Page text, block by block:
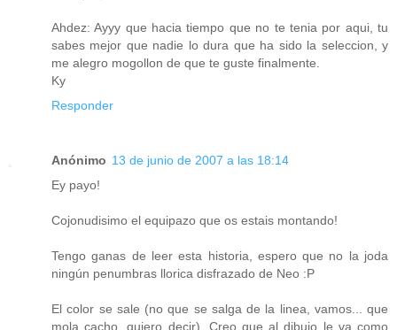
Ahdez: Ayyy que hacia tiempo que no te tenia por aqui, tu
sabes mejor que nadie lo dura que ha sido la seleccion, y
me alegro mogollon de que te guste finalmente.
Ky
Responder
Anónimo 13 de junio de 2007 a las 18:14
Ey payo!
Cojonudisimo el equipazo que os estais montando!
Tengo ganas de leer esta historia, espero que no la joda
ningún penumbras llorica disfrazado de Neo :P
El color se sale (no que se salga de la linea, vamos... que
mola cacho, quiero decir). Creo que al dibujo le va como